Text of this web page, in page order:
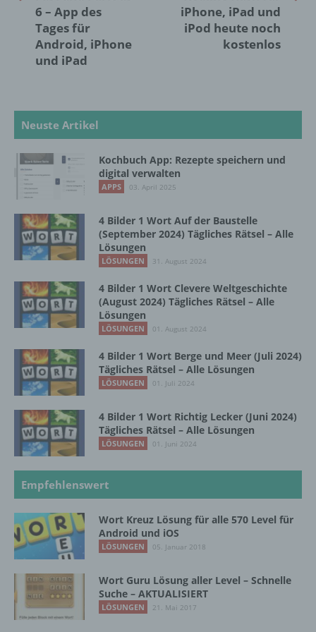
6 – App des
Tages für
Android, iPhone
und iPad
iPhone, iPad und
iPod heute noch
kostenlos
Neuste Artikel
Kochbuch App: Rezepte speichern und
digital verwalten
APPS 03. April 2025
4 Bilder 1 Wort Auf der Baustelle
(September 2024) Tägliches Rätsel – Alle
Lösungen
LÖSUNGEN 31. August 2024
4 Bilder 1 Wort Clevere Weltgeschichte
(August 2024) Tägliches Rätsel – Alle
Lösungen
LÖSUNGEN 01. August 2024
4 Bilder 1 Wort Berge und Meer (Juli 2024)
Tägliches Rätsel – Alle Lösungen
LÖSUNGEN 01. Juli 2024
4 Bilder 1 Wort Richtig Lecker (Juni 2024)
Tägliches Rätsel – Alle Lösungen
LÖSUNGEN 01. Juni 2024
Empfehlenswert
Wort Kreuz Lösung für alle 570 Level für
Android und iOS
LÖSUNGEN 05. Januar 2018
Wort Guru Lösung aller Level – Schnelle
Suche – AKTUALISIERT
LÖSUNGEN 21. Mai 2017
identifizierbare natürliche Person, deren
personenbezogene Daten von dem für die
Verarbeitung Verantwortlichen verarbeitet
werden.
Verarbeitung ist jeder mit oder ohne Hilfe
Vorgang oder jede solche Vorgangsreihe im
Zusammenhang mit personenbezogenen
Daten wie das Erheben, das Erfassen, die
die Anpassung oder Veränderung, das
Auslesen, das Abfragen, die Verwendung,
die Offenlegung durch Übermittlung,
Verbreitung oder eine andere Form der
Verknüpfung, die Einschränkung, das
Löschen oder die Vernichtung.
d) Einschränkung der Verarbeitung
Einschränkung der Verarbeitung ist die
Markierung gespeicherter
personenbezogener Daten mit dem Ziel, ihre
künftige Verarbeitung einzuschränken.
e) Profiling
Verarbeitung personenbezogener Daten, die
darin besteht, dass diese
personenbezogenen Daten verwendet
werden, um bestimmte persönliche Aspekte,
die sich auf eine natürliche Person beziehen,
zu bewerten, insbesondere, um Aspekte
bezüglich Arbeitsleistung, wirtschaftlicher
Lage, Gesundheit, persönlicher Vorlieben,